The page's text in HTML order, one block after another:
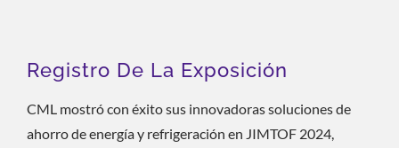
Registro De La Exposición
CML mostró con éxito sus innovadoras soluciones de
ahorro de energía y refrigeración en JIMTOF 2024,